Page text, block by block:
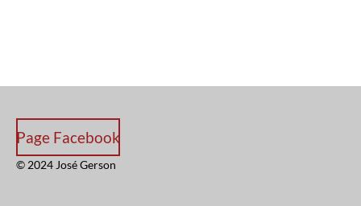
Page Facebook
© 2024 José Gerson